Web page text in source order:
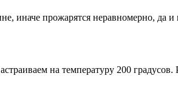
иначе прожарятся неравномерно, да и
на температуру 200 градусов.